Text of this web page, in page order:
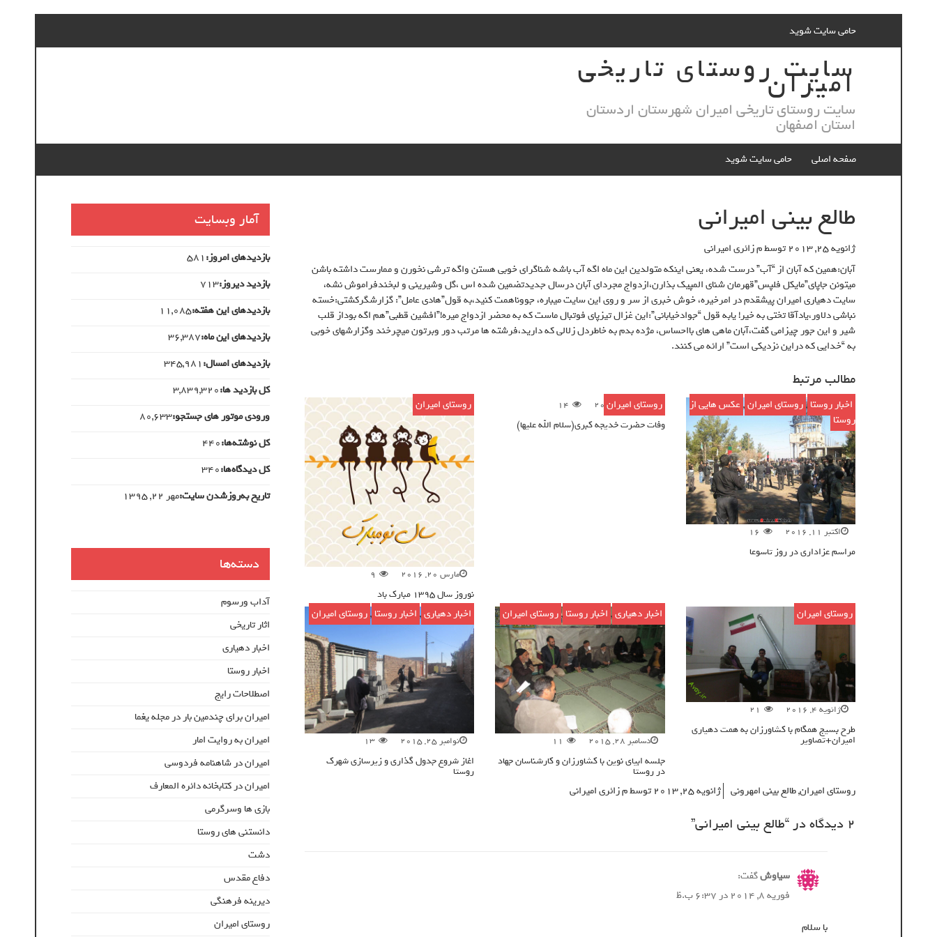
content
حامی سایت شوید
سایت روستای تاریخی
امیران
سایت روستای تاریخی امیران شهرستان اردستان
استان اصفهان
صفحه اصلی حامی سایت شوید
طالع بينى اميرانى
ژانویه 25, 2013 توسطم زائری امیرانی
آبان:همين كه آبان از “آب” درست شده، يعنى اينكه متولدين اين ماه اگه آب باشه شناگراى خوبى هستن واگه ترشى نخورن و ممارست داشته باشن
ميتونن جاپاى”مايكل فلپس”قهرمان شناى المپيك بذارن،ازدواج مجرداى آبان درسال جديدتضمين شده اس ،گل وشيرينى و لبخندفراموش نشه،
سايت دهيارى اميران پيشقدم در امرخيره، خوش خبرى از سر و روى اين سايت ميباره، جووناهمت كنيد،به قول”هادى عامل”: گزارشگركشتى:خسته
نباشى دلاور،يادآقا تختى به خير! يابه قول “جوادخيابانى”:اين غزال تيزپاى فوتبال ماست كه به محضر ازدواج ميره!”افشين قطبى”هم اگه بوداز قلب
شير و اين جور چيزامى گفت،آبان ماهى هاى بااحساس، مژده بدم به خاطردل زلالى كه داريد،فرشته ها مرتب دور وبرتون ميچرخند وگزارشهاى خوبى
به “خدايى كه دراين نزديكى است” ارائه مى كنند.
مطالب مرتبط
اخبار روستا ,روستای امیران,عکس هایی از
روستا
اکتبر 11, 2016 16
مراسم عزاداری در روز تاسوعا
روستای امیران
ژوئن 16, 2016 14
وفات حضرت خدیجه کبری(سلام الله علیها)
روستای امیران
مارس 20, 2016 9
نوروز سال ۱۳۹۵ مبارک باد
روستای امیران
ژانویه 4, 2016 21
طرح بسیج همگام با کشاورزان به همت دهیاری
امیران+تصاویر
اخبار دهیاری, اخبار روستا ,روستای امیران
دسامبر 28, 2015 11
جلسه ابیای نوین با کشاورزان و کارشناسان جهاد
در روستا
اخبار دهیاری, اخبار روستا ,روستای امیران
نوامبر 25, 2015 13
اغاز شروع جدول گذاری و زیرسازی شهرک
روستا
روستای امیران,طالع بینی امهرونی ژانویه 25, 2013 توسطم زائری امیرانی
2 دیدگاه در “ طالع بينى اميرانى”
سیاوشگفت:
فوریه 8, 2014 در 6:37 ب.ظ
با سلام
آمار وبسایت
بازدیدهای امروز:581
بازدید دیروز:713
بازدیدهای این هفته:11,085
بازدیدهای این ماه:36,387
بازدیدهای امسال:345,981
کل بازدید ها:3,839,320
ورودی‌ موتور های جستجو:80,633
کل نوشته‌ها:440
کل دیدگاه‌ها:340
تاریخ به‌روزشدن سایت:مهر ۲۲, ۱۳۹۵
دسته‌ها
آداب ورسوم
اثار تاریخی
اخبار دهیاری
اخبار روستا
اصطلاحات رایج
امیران برای چندمین بار در مجله یغما
امیران به روایت امار
امیران در شاهنامه فردوسی
امیران در کتابخانه دائره المعارف
بازی ها وسرگرمی
دانستنی های روستا
دشت
دفاع مقدس
دیرینه فرهنگی
روستای امیران